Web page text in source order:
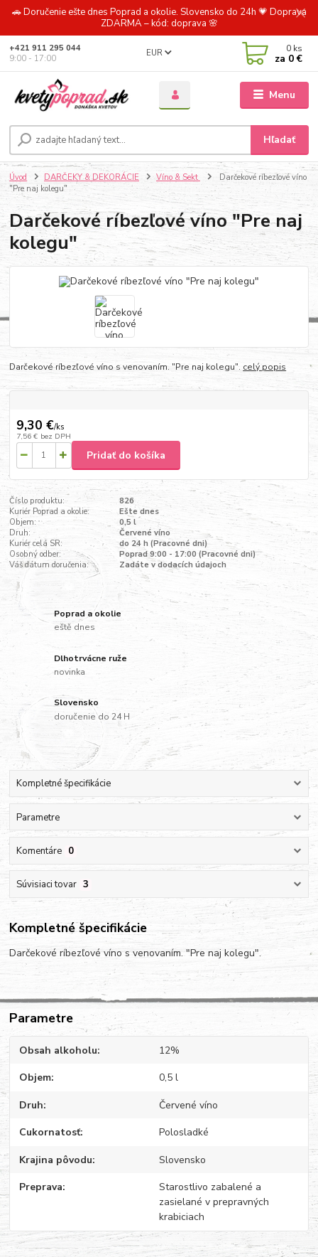
🚗 Doručenie ešte dnes Poprad a okolie. Slovensko do 24h 💗 Doprava
ZDARMA – kód: doprava 🌸
Menu
EUR
Hľadať
+421 911 295 044
9:00 - 17:00
0 ks
za 0 €
Úvod DARČEKY & DEKORÁCIE Víno & Sekt
Darčekové ríbezľové víno
"Pre naj kolegu"
Darčekové ríbezľové víno "Pre naj
kolegu"
Darčekové ríbezľové víno s venovaním. "Pre naj kolegu". celý popis
9,30 €/ks
7,56 € bez DPH
Pridať do košíka
Číslo produktu:
826
Kuriér Poprad a okolie:
Ešte dnes
Objem:
0,5 l
Druh:
Červené víno
Kuriér celá SR:
do 24 h (Pracovné dni)
Osobný odber:
Poprad 9:00 - 17:00 (Pracovné dni)
Váš dátum doručenia:
Zadáte v dodacích údajoch
Poprad a okolie
eště dnes
Dlhotrvácne ruže
novinka
Slovensko
doručenie do 24 H
Kompletné špecifikácie
Parametre
Komentáre 0
Súvisiaci tovar 3
Kompletné špecifikácie
Darčekové ríbezľové víno s venovaním. "Pre naj kolegu".
Parametre
Obsah alkoholu 12%
Objem 0,5 l
Druh Červené víno
Cukornatosť Polosladké
Krajina pôvodu Slovensko
Preprava
Starostlivo zabalené a
zasielané v prepravných
krabiciach